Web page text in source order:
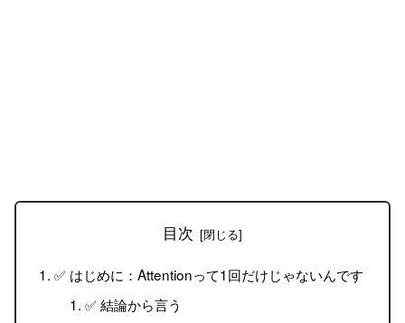
目次
✅ はじめに：Attentionって1回だけじゃないんです
✅ 結論から言う